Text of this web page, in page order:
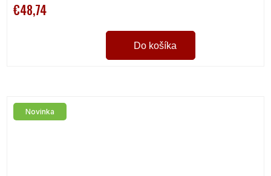
€48,74
Do košíka
Novinka